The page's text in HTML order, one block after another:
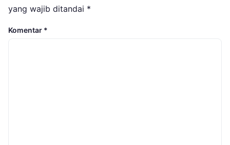
yang wajib ditandai *
Komentar *